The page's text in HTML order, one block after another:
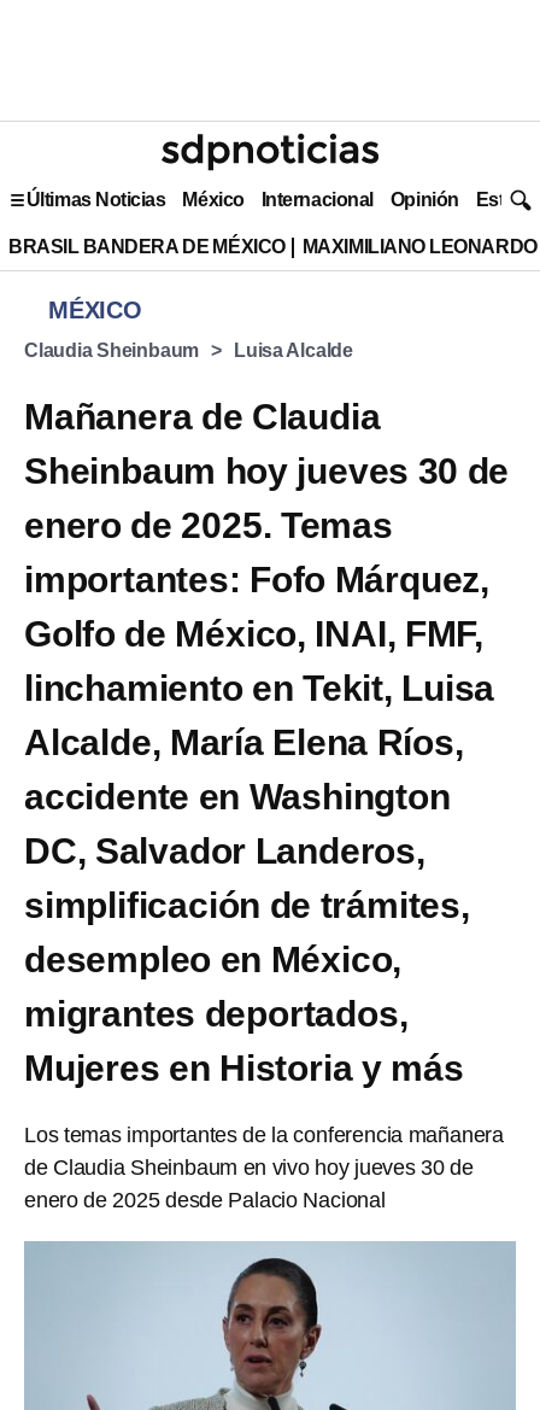
Últimas Noticias México Internacional Opinión Estilo
BRASIL BANDERA DE MÉXICO MAXIMILIANO
MÉXICO
Claudia Sheinbaum Luisa Alcalde
Mañanera de Claudia
Sheinbaum hoy jueves 30 de
enero de 2025. Temas
importantes: Fofo Márquez,
Golfo de México, INAI, FMF,
linchamiento en Tekit, Luisa
Alcalde, María Elena Ríos,
accidente en Washington
DC, Salvador Landeros,
simplificación de trámites,
desempleo en México,
migrantes deportados,
Mujeres en Historia y más
Los temas importantes de la conferencia mañanera
de Claudia Sheinbaum en vivo hoy jueves 30 de
enero de 2025 desde Palacio Nacional